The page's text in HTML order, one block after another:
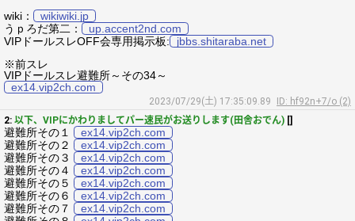
wiki：
wikiwiki.jp
うｐろだ第二：
up.accent2nd.com
VIPドールスレOFF会専用掲示板:
jbbs.shitaraba.net
※前スレ
VIPドールスレ避難所～その34～
ex14.vip2ch.com
2023/07/29(土) 17:35:09.89
ID: hf92n+7/o (2)
2: 以下、VIPにかわりましてパー速民がお送りします(田舎おでん) []
避難所その１
ex14.vip2ch.com
避難所その２
ex14.vip2ch.com
避難所その３
ex14.vip2ch.com
避難所その４
ex14.vip2ch.com
避難所その５
ex14.vip2ch.com
避難所その６
ex14.vip2ch.com
避難所その７
ex14.vip2ch.com